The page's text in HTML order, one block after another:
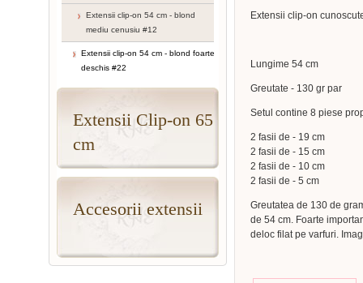
Extensii clip-on 54 cm - blond
mediu cenusiu #12
Extensii clip-on 54 cm - blond foarte
deschis #22
Extensii Clip-on 65
cm
Accesorii extensii
Extensii clip-on
Lungime 54 cm
Greutate - 130 gr par
Setul contine 8 piese
2 fasii de - 19 cm
2 fasii de - 15 cm
2 fasii de - 10 cm
2 fasii de - 5 cm
Greutatea de 130 de
de 54 cm. Foarte
deloc filat pe varfuri.